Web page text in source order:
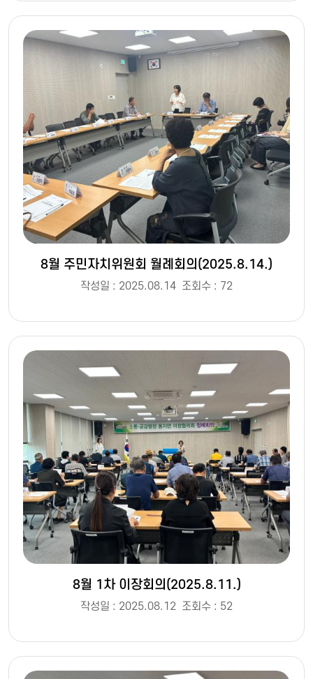
8월 주민자치위원회 월례회의(2025.8.14.)
작성일 : 2025.08.14 조회수 : 72
8월 1차 이장회의(2025.8.11.)
작성일 : 2025.08.12 조회수 : 52